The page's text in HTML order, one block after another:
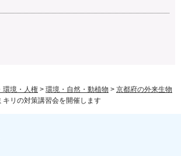
環境・人権 > 環境・自然・動植物 > 京都府の外来生物
キリの対策講習会を開催します